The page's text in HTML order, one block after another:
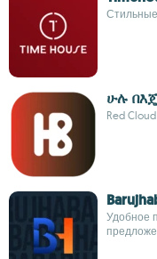
ሁሉ በእጄ
Red
Удобное